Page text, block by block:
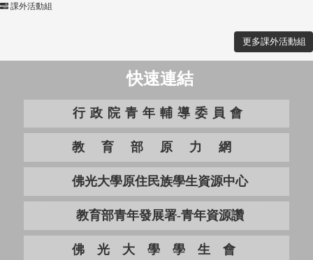
課外活動組
更多課外活動組
快速連結
行政院青年輔導委員會
教育部原力網
佛光大學原住民族學生資源中心
教育部青年發展署-青年資源讚
佛光大學學生會